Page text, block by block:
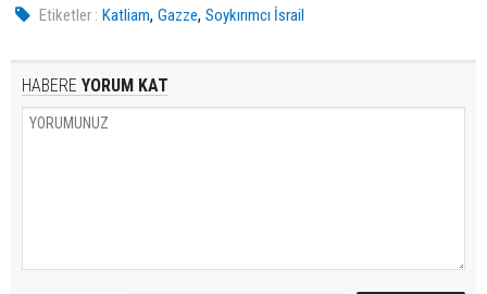
Etiketler : Katliam,Gazze,Soykırımcı İsrail
HABERE YORUM KAT